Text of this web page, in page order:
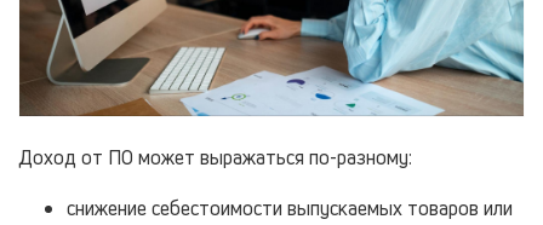
Доход от ПО может выражаться по-разному:
снижение себестоимости выпускаемых товаров или